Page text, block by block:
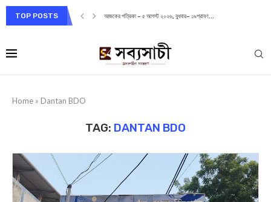
TOP POSTS আজকের পত্রিকা – ৫ আগস্ট ২০২৬, বুধবার– ১৯শ্রাবণ...
Home » Dantan BDO
TAG: DANTAN BDO